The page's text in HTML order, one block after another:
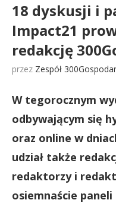
18 dyskusji i
Impact21
redakcję
przez Zespół
W tegorocznym
odbywającym się
oraz online w
udział także
redaktorzy i
osiemnaście